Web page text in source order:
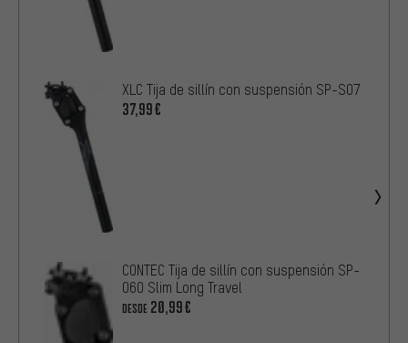
XLC Tija de sillín con suspensión SP-S07
37,99€
CONTEC Tija de sillín con suspensión SP-
060 Slim Long Travel
DESDE 20,99€